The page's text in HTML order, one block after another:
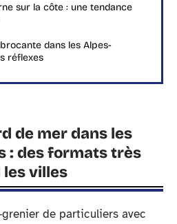
sur la côte : une tendance
dans les Alpes-
réflexes
de mer dans les
: des formats très
villes
de particuliers avec